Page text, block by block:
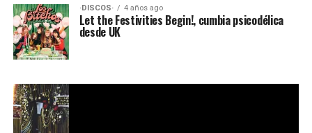
·DISCOS· 4 años ago
Let the Festivities Begin!, cumbia psicodélica
desde UK